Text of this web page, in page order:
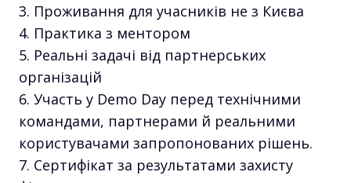
Проживання для учасників не з Києва
Практика з ментором
Реальні задачі від партнерських
організацій
Участь у Demo Day перед технічними
командами, партнерами й реальними
користувачами запропонованих рішень.
Сертифікат за результатами захисту